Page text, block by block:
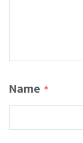
Name *